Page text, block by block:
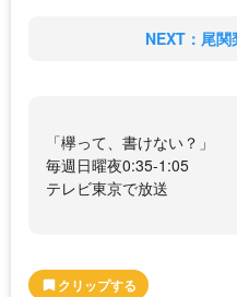
NEXT：尾
「欅って、書けない？」
毎週日曜夜0:35-1:05
テレビ東京で放送